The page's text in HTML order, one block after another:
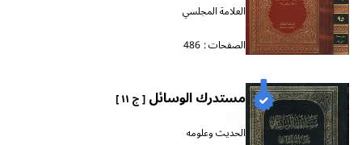
العلامة المجلسي
الصفحات : 486
مستدرك الوسائل[ ج ١١ ]
الحديث وعلومه